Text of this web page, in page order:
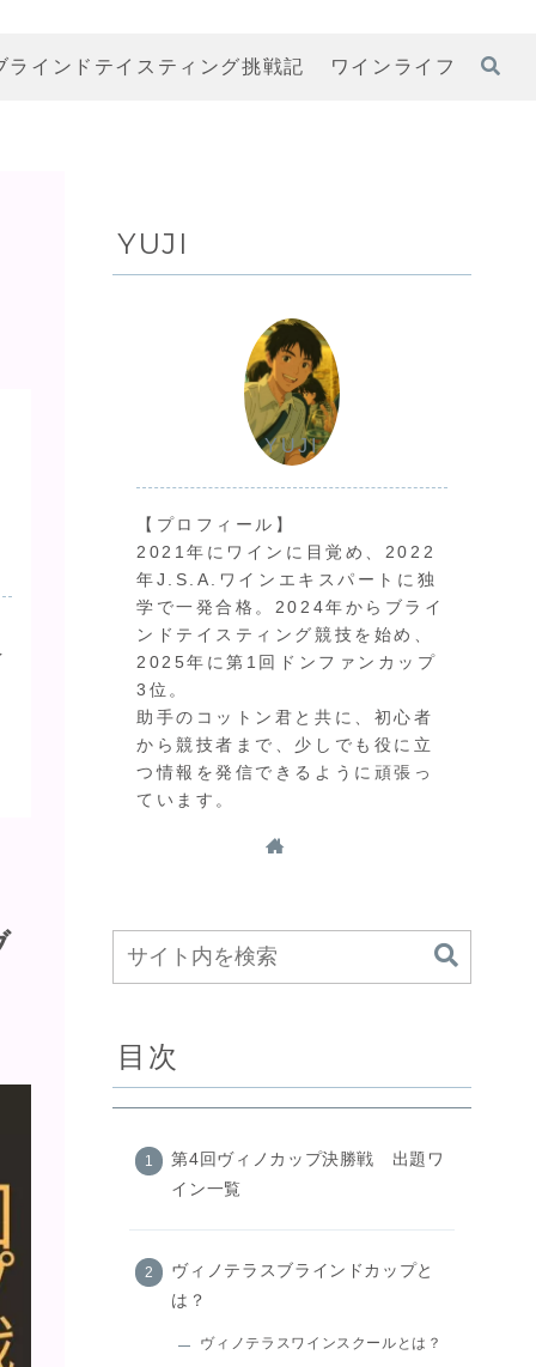
ラインドテイスティング挑戦記 ワインライフ
YUJI
YUJI
【プロフィール】
2021年にワインに目覚め、2022
年J.S.A.ワインエキスパートに独
学で一発合格。2024年からブライ
ンドテイスティング競技を始め、
2025年に第1回ドンファンカップ
3位。
助手のコットン君と共に、初心者
から競技者まで、少しでも役に立
つ情報を発信できるように頑張っ
ています。
目次
第4回ヴィノカップ決勝戦 出題ワ
イン一覧
ヴィノテラスブラインドカップと
は？
ヴィノテラスワインスクールとは？